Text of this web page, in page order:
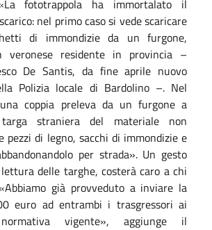
fototrappola ha immortalato il
nel primo caso si vede scaricare
di immondizie da un furgone,
residente in provincia –
De Santis, da fine aprile nuovo
Polizia locale di Bardolino –. Nel
coppia preleva da un furgone a
straniera del materiale non
pezzi di legno, sacchi di immondizie e
per strada». Un gesto
delle targhe, costerà caro a chi
già provveduto a inviare la
euro ad entrambi i trasgressori ai
vigente», aggiunge il